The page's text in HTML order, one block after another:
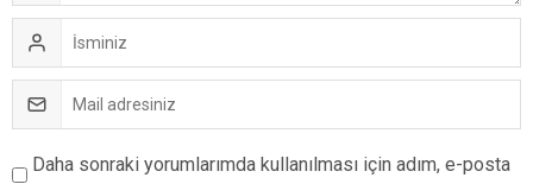
Daha sonraki yorumlarımda kullanılması için adım, e-posta